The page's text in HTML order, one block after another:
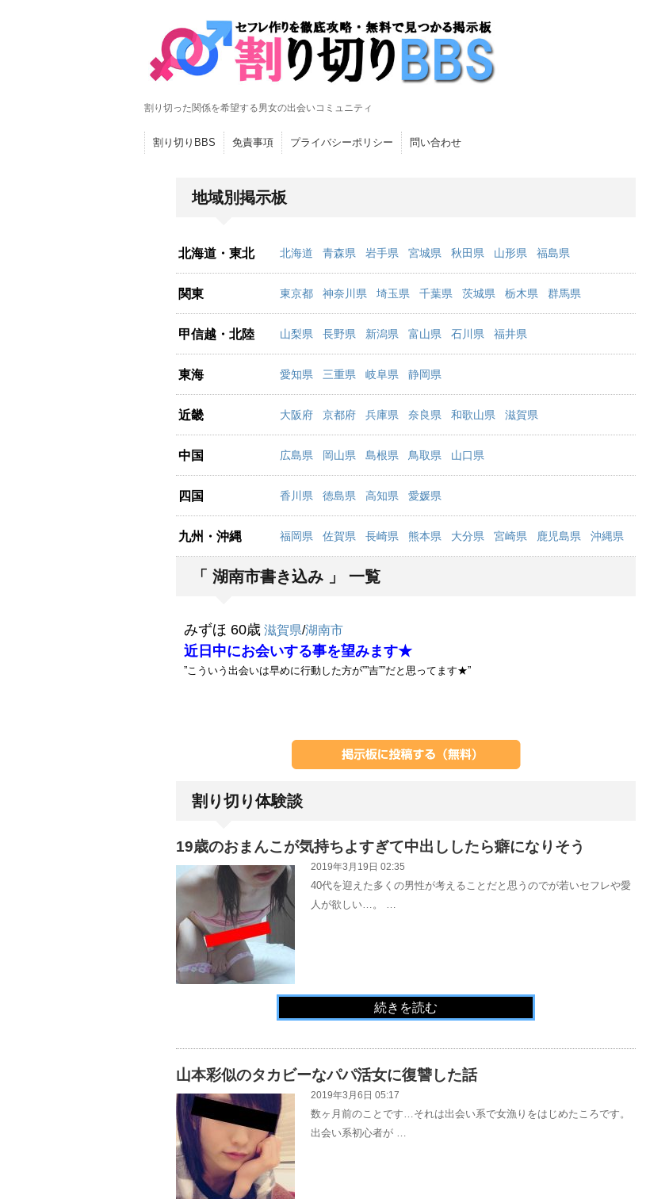
割り切った関係を希望する男女の出会いコミュニティ
割り切りBBS 免責事項 プライバシーポリシー 問い合わせ
地域別掲示板
北海道・東北 北海道 青森県 岩手県 宮城県 秋田県 山形県 福島県
関東 東京都 神奈川県 埼玉県 千葉県 茨城県 栃木県 群馬県
甲信越・北陸 山梨県 長野県 新潟県 富山県 石川県 福井県
東海 愛知県 三重県 岐阜県 静岡県
近畿 大阪府 京都府 兵庫県 奈良県 和歌山県 滋賀県
中国 広島県 岡山県 島根県 鳥取県 山口県
四国 香川県 徳島県 高知県 愛媛県
九州・沖縄 福岡県 佐賀県 長崎県 熊本県 大分県 宮崎県 鹿児島県 沖縄県
「 湖南市書き込み 」 一覧
みずほ 60歳 滋賀県/湖南市
近日中にお会いする事を望みます★
”こういう出会いは早めに行動した方が””吉””だと思ってます★”
割り切り体験談
19歳のおまんこが気持ちよすぎて中出ししたら癖になりそう
2019年3月19日 02:35
40代を迎えた多くの男性が考えることだと思うのでが若いセフレや愛
人が欲しい…。 …
続きを読む
山本彩似のタカビーなパパ活女に復讐した話
2019年3月6日 05:17
数ヶ月前のことです…それは出会い系で女漁りをはじめたころです。
出会い系初心者が …